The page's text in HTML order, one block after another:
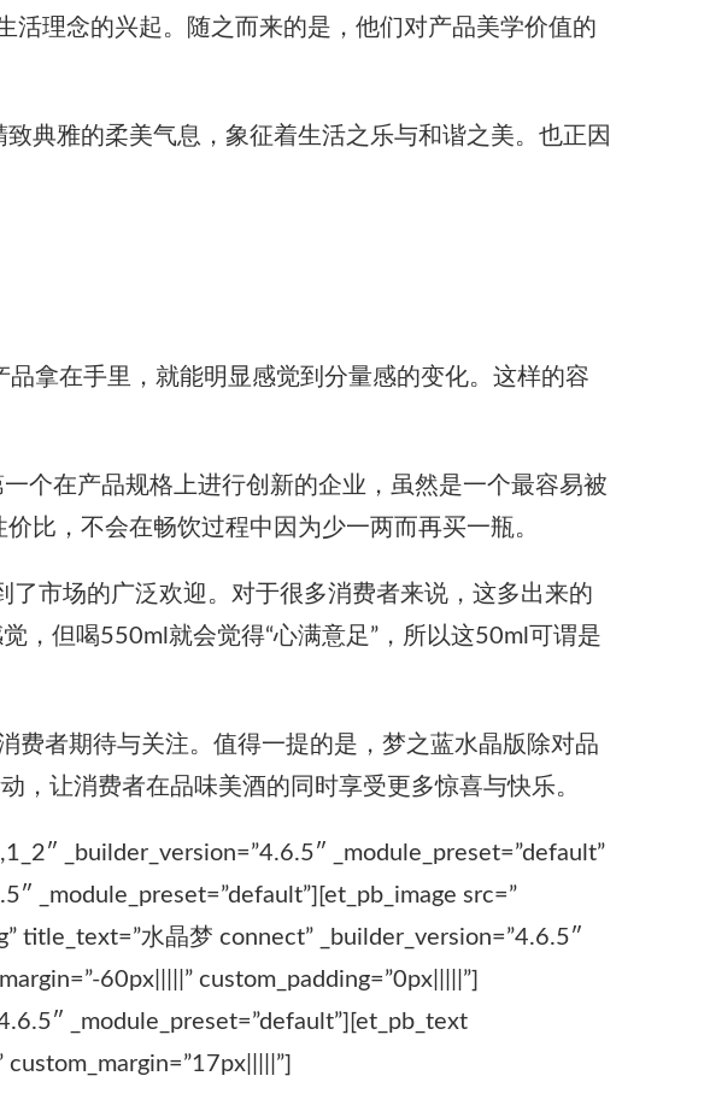
活理念的兴起。随之而来的是，他们对产品美学价值的
典雅的柔美气息，象征着生活之乐与和谐之美。也正因
拿在手里，就能明显感觉到分量感的变化。这样的容
个在产品规格上进行创新的企业，虽然是一个最容易被
比，不会在畅饮过程中因为少一两而再买一瓶。
市场的广泛欢迎。对于很多消费者来说，这多出来的
，但喝550ml就会觉得“心满意足”，所以这50ml可谓是
者期待与关注。值得一提的是，梦之蓝水晶版除对品
，让消费者在品味美酒的同时享受更多惊喜与快乐。
_builder_version=”4.6.5″ _module_preset=”default”
_module_preset=”default”][et_pb_image src=”
水晶梦 connect” _builder_version=”4.6.5″
60px|||||” custom_padding=”0px|||||”]
_module_preset=”default”][et_pb_text